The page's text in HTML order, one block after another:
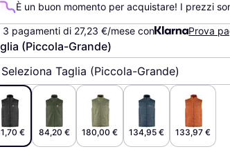
Sport e Outdoor
Informatica
Fai da te
Libri, Film e
È un buon momento per acquistare! I prezzi
3 pagamenti di 27,23 €/mese con Prova
(Piccola-Grande)
Seleziona Taglia (Piccola-Grande)
€ 84,20 € 180,00 € 134,95 € 133,97 €